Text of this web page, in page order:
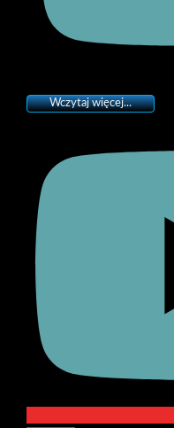
Wczytaj więcej...